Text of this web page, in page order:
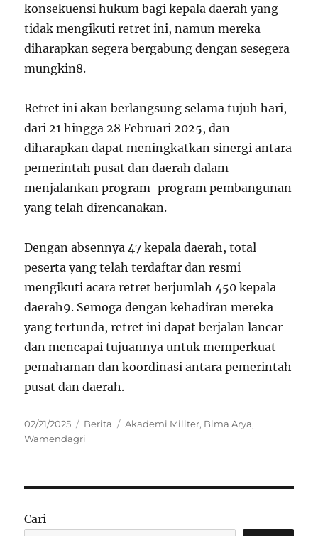
konsekuensi hukum bagi kepala daerah yang
tidak mengikuti retret ini, namun mereka
diharapkan segera bergabung dengan sesegera
mungkin8.
Retret ini akan berlangsung selama tujuh hari,
dari 21 hingga 28 Februari 2025, dan
diharapkan dapat meningkatkan sinergi antara
pemerintah pusat dan daerah dalam
menjalankan program-program pembangunan
yang telah direncanakan.
Dengan absennya 47 kepala daerah, total
peserta yang telah terdaftar dan resmi
mengikuti acara retret berjumlah 450 kepala
daerah9. Semoga dengan kehadiran mereka
yang tertunda, retret ini dapat berjalan lancar
dan mencapai tujuannya untuk memperkuat
pemahaman dan koordinasi antara pemerintah
pusat dan daerah.
Posted
on
02/21/2025 Categories
Berita Tags
Akademi Militer, Bima Arya,
Wamendagri
Cari